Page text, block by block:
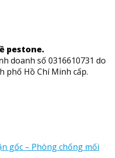
pestone.
doanh số 0316610731 do
phố Hồ Chí Minh cấp.
gốc – Phòng chống mối